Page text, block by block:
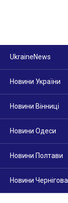
UkraineNews
Новини України
Новини Вінниці
Новини Одеси
Новини Полтави
Новини Чернігова